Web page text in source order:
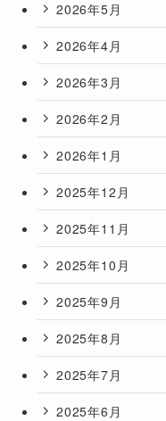
2026年5月
2026年4月
2026年3月
2026年2月
2026年1月
2025年12月
2025年11月
2025年10月
2025年9月
2025年8月
2025年7月
2025年6月